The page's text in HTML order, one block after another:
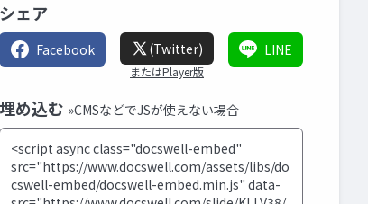
シェア
Facebook (Twitter)
またはPlayer版
LINE
埋め込む »CMSなどでJSが使えない場合